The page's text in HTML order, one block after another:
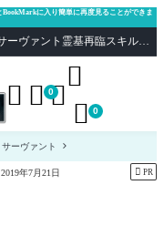
に入り簡単に再度見ることができま
FGOまとめニュース速報・最新イベント攻略・ サーヴァント霊基再臨スキル性能評価まとめ Fate/Grand Order
  0

 0
サーヴァント
2019年7月21日  PR